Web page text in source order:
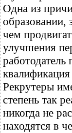
Одна из
образовании,
чем
улучшения
Рекрутеры
степень так
никогда не
находятся в